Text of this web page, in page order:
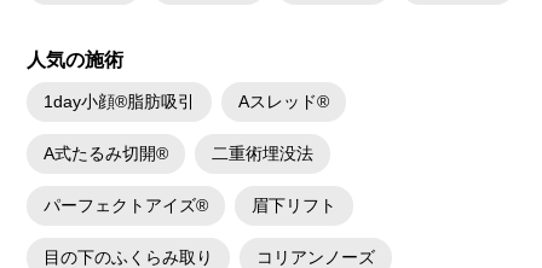
人気の施術
1day小顔®脂肪吸引 Aスレッド®
A式たるみ切開® 二重術埋没法
パーフェクトアイズ® 眉下リフト
目の下のふくらみ取り コリアンノーズ